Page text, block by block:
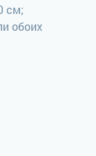
см;
обоих